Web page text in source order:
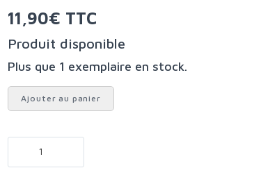
11,90€ TTC
Produit disponible
Plus que 1 exemplaire en stock.
Ajouter au panier